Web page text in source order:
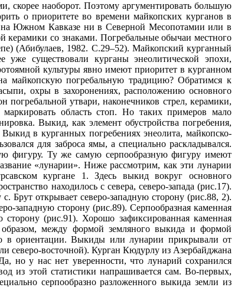
скорее наоборот. Поэтому аргументировать большую
о приоритете во времени майкопских курганов в
на Южном Кавказе ни в Северной Месопотамии или в
керамики со знаками. Погребальные обычаи местного
(Абибулаев, 1982. С.29–52). Майкопский курганный
уже существовали курганы энеолитической эпохи,
культуры явно имеют приоритет в курганном
майкопскую погребальную традицию? Обратимся к
охры в захоронениях, расположению основного
утвари, наконечников стрел, керамики,
область стоп. Но таких примеров мало
Выкид, как элемент обустройства погребения,
в курганных погребениях энеолита, майкопско-
для заброса ямы, а специально раскладывался.
фигуру. Ту же самую серпообразную фигуру имеют
«лунарии». Ниже рассмотрим, как эти лунарии
кургане 1. Здесь выкид вокруг основного
находилось с севера, северо-запада (рис.17).
Брут открывает северо-западную сторону (рис.88, 2).
западную сторону (рис.89). Серпообразная каменная
(рис.91). Хорошо зафиксированная каменная
образом, между формой земляного выкида и формой
в ориентации. Выкиды или лунарии прикрывали от
северо-восточной). Курган Кюдурлу из Азербайджана
но у нас нет уверенности, что лунарий сохранился
из этой статистики напрашивается сам. Во-первых,
серпообразно разложенного выкида земли из